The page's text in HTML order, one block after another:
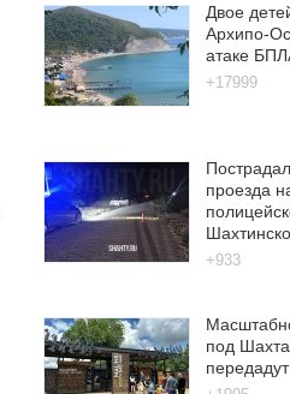
Двое
Архипо-
атаке
+17999
проезда
+933
под